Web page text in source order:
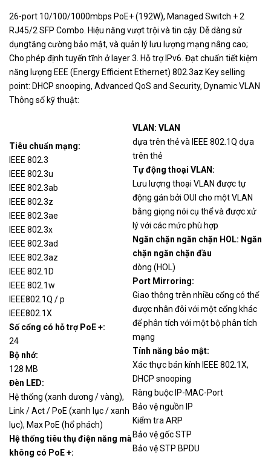
LGS326P
Switch Linksys Business LGS326P
24-Port Gigabit PoE+ (192W)
Smart Managed + 2x Gigabit
SFP/RJ45 Combo Ports
hệ
LGS308P
Switch Linksys LGS308P 8-Port
Business Smart Gigabit PoE
Liên
hệ
2x Gigabit SFP/RJ45 Combo Ports
LGS318
Linksys Business LGS318 16-Port
Gigabit Smart Managed Switch +
2x Gigabit SFP/RJ45
26-port 10/100/1000mbps PoE+ (192W), Managed Switch + 2
RJ45/2 SFP Combo. Hiệu năng vượt trội và tin cậy. Dễ dàng sử
dụngtăng cường bảo mật, và quản lý lưu lượng mạng nâng cao;
Cho phép định tuyến tĩnh ở layer 3. Hỗ trợ IPv6. Đạt chuẩn tiết kiệm
năng lượng EEE (Energy Efficient Ethernet) 802.3az Key selling
point: DHCP snooping, Advanced QoS and Security, Dynamic VLAN
Thông số kỹ thuật:
Tiêu chuẩn mạng:
IEEE 802.3
IEEE 802.3u
IEEE 802.3ab
IEEE 802.3z
IEEE 802.3ae
IEEE 802.3x
IEEE 802.3ad
IEEE 802.3az
IEEE 802.1D
IEEE 802.1w
IEEE802.1Q / p
IEEE802.1X
Số cổng có hỗ trợ PoE +:
24
Bộ nhớ:
128 MB
Đèn LED:
Hệ thống (xanh dương / vàng),
Link / Act / PoE (xanh lục / xanh
lục), Max PoE (hổ phách)
Hệ thống tiêu thụ điện năng mà
không có PoE +:
VLAN: VLAN
dựa trên thẻ và IEEE 802.1Q dựa
trên thẻ
Tự động thoại VLAN:
Lưu lượng thoại VLAN được tự
động gán bởi OUI cho một VLAN
bằng giọng nói cụ thể và được xử
lý với các mức phù hợp
Ngăn chặn ngăn chặn HOL: Ngăn
chặn ngăn chặn đầu
dòng (HOL)
Port Mirroring:
Giao thông trên nhiều cổng có thể
được nhân đôi với một cổng khác
để phân tích với một bộ phân tích
mạng
Tính năng bảo mật:
Xác thực bán kính IEEE 802.1X,
DHCP snooping
Ràng buộc IP-MAC-Port
Bảo vệ nguồn IP
Kiểm tra ARP
Bảo vệ gốc STP
Bảo vệ STP BPDU